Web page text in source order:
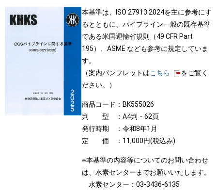
本基準は、ISO 27913:2024を主に参考にす
るとともに、パイプライン一般の既存基準
である米国運輸省規則（49 CFR Part
195）、ASME なども参考に規定していま
す。
（案内パンフレットはこちら
をご覧く
ださい。）
商品コード：BK555026
判 型 ：A4判・62頁
発行時期 ：令和8年1月
定 価 ：11,000円(税込み)
※本基準の内容等についてのお問い合わせ
は、水素センターまでお願いいたします。
水素センター：03-3436-6135